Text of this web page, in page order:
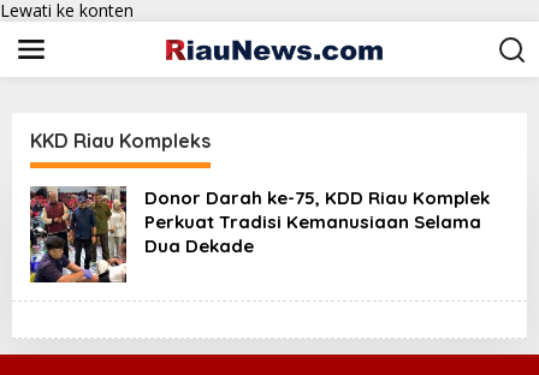
Lewati ke konten
KKD Riau Kompleks
Donor Darah ke-75, KDD Riau Komplek
Perkuat Tradisi Kemanusiaan Selama
Dua Dekade